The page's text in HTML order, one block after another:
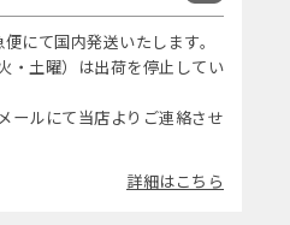
にて国内発送いたします。
・土曜）は出荷を停止してい
ールにて当店よりご連絡させ
詳細はこちら